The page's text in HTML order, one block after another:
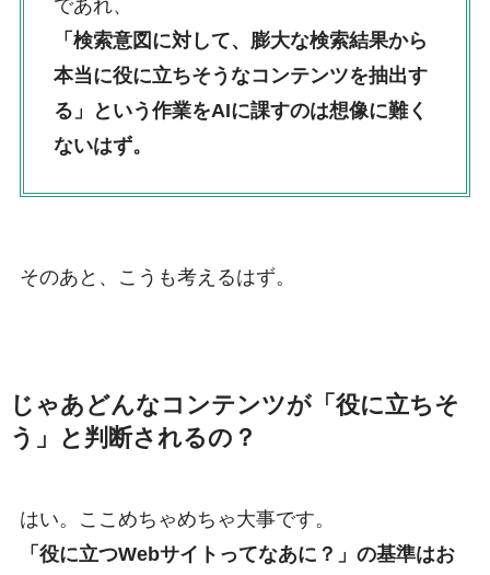
であれ、
「検索意図に対して、膨大な検索結果から
本当に役に立ちそうなコンテンツを抽出す
る」という作業をAIに課すのは想像に難く
ないはず。
そのあと、こうも考えるはず。
じゃあどんなコンテンツが「役に立ちそ
う」と判断されるの？
はい。ここめちゃめちゃ大事です。
「役に立つWebサイトってなあに？」の基準はお